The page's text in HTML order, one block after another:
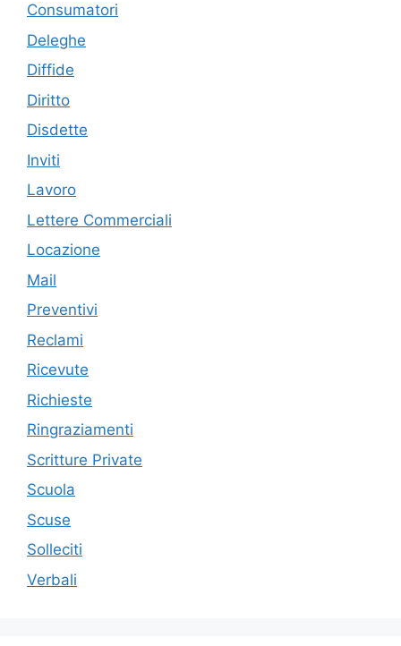
Consumatori
Deleghe
Diffide
Diritto
Disdette
Inviti
Lavoro
Lettere Commerciali
Locazione
Mail
Preventivi
Reclami
Ricevute
Richieste
Ringraziamenti
Scritture Private
Scuola
Scuse
Solleciti
Verbali